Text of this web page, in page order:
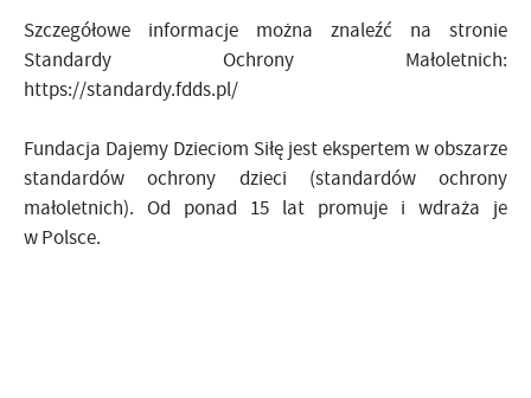
Szczegółowe informacje można znaleźć na stronie
Standardy Ochrony Małoletnich:
https://standardy.fdds.pl/
Fundacja Dajemy Dzieciom Siłę jest ekspertem w obszarze
standardów ochrony dzieci (standardów ochrony
małoletnich). Od ponad 15 lat promuje i wdraża je
w Polsce.